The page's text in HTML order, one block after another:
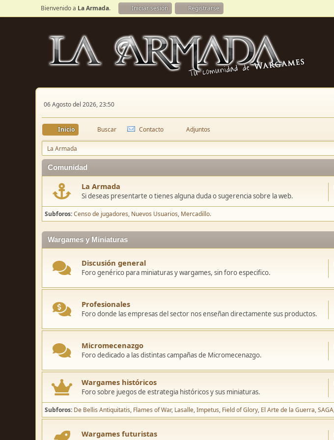
Bienvenido a La Armada. Iniciar sesión Registrarse
06 Agosto del 2026, 23:50
Inicio Buscar Contacto Adjuntos
La Armada
Comunidad
La Armada
Si deseas presentarte o tienes alguna duda o sugerencia sobre la web.
Subforos Censo de jugadores Nuevos Usuarios Mercadillo.
Wargames y Miniaturas
Discusión general
Foro genérico para miniaturas y wargames, sin foro especifico.
Profesionales
Foro donde las empresas del sector nos enseñan directamente sus productos.
Micromecenazgo
Foro dedicado a las distintas campañas de Micromecenazgo.
Wargames históricos
Foro sobre juegos de estrategia históricos y sus miniaturas.
Subforos De Bellis Antiquitatis Flames of War Lasalle Impetus Field of Glory El Arte de la Guerra SAGA
Wargames futuristas